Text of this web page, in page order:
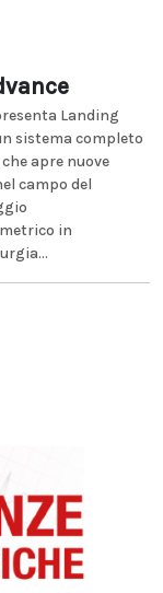
Landing
sistema completo
apre nuove
campo del
in